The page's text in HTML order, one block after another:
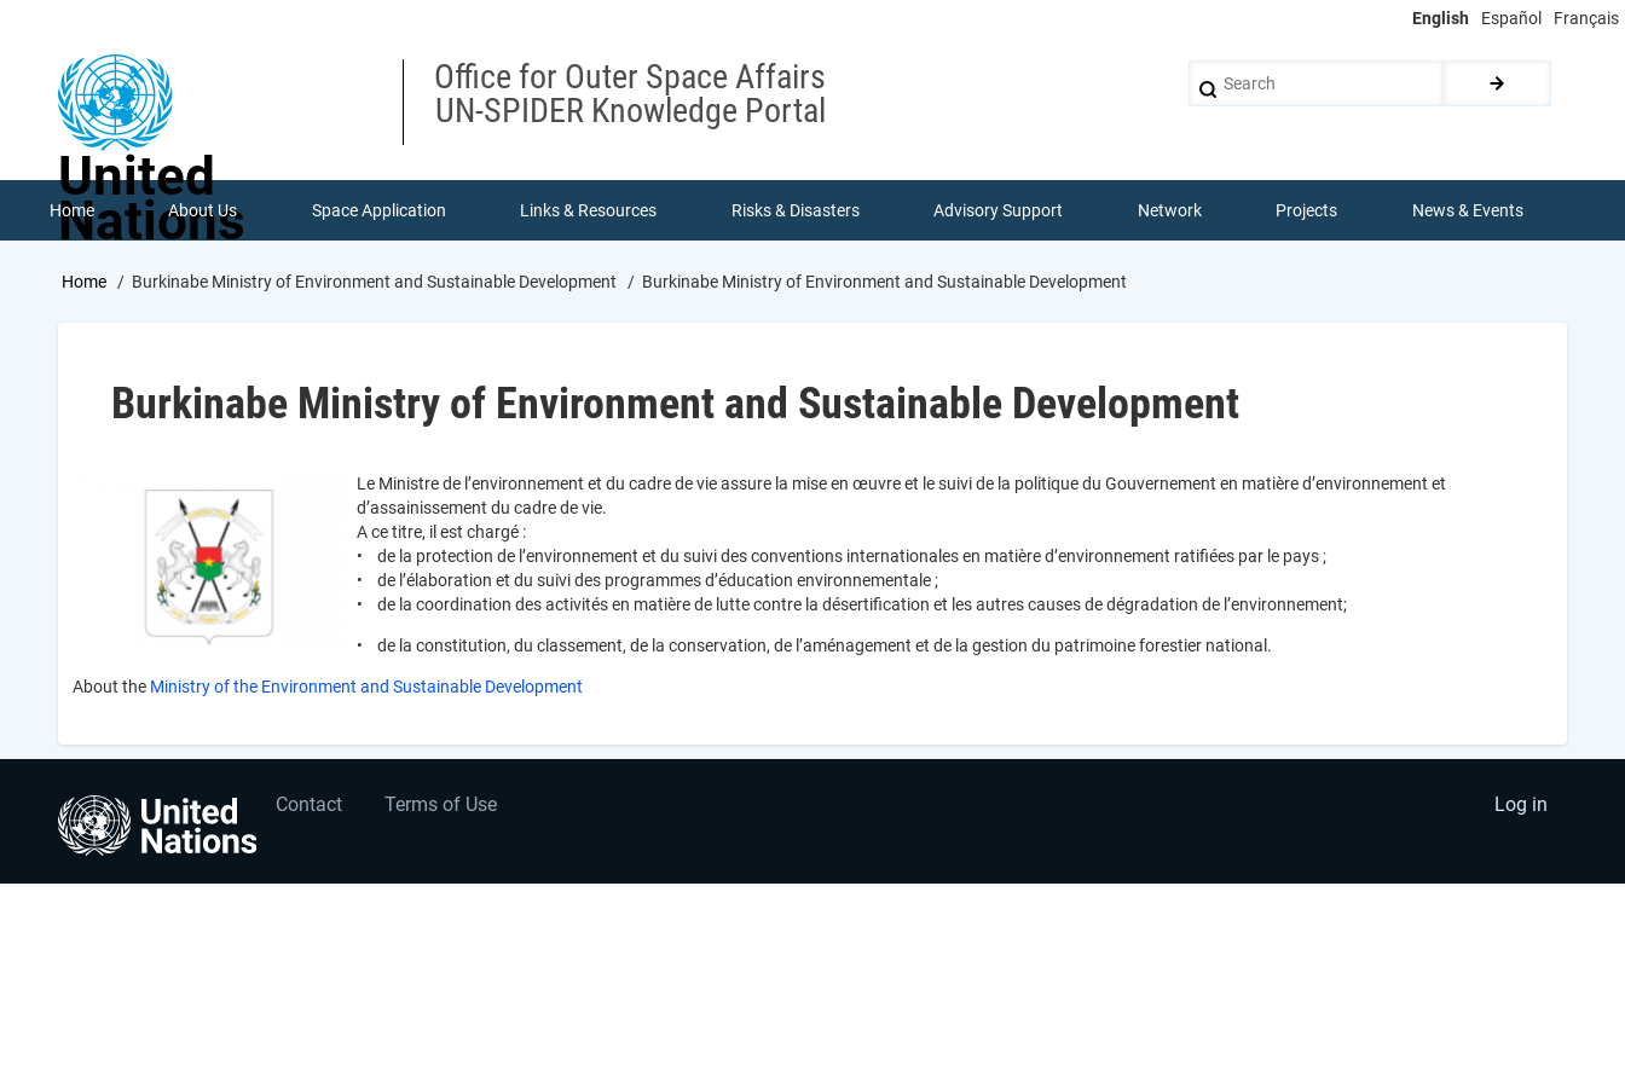
English Español Français
United
Nations
Office for Outer Space Affairs
UN-SPIDER Knowledge Portal
Home About Us Space Application Links & Resources Risks & Disasters Advisory Support Network Projects News & Events
Breadcrumb
Home Burkinabe Ministry of Environment and Sustainable Development Burkinabe Ministry of Environment and Sustainable Development
Burkinabe Ministry of Environment and Sustainable Development
Le Ministre de l’environnement et du cadre de vie assure la mise en œuvre et le suivi de la politique du Gouvernement en matière d’environnement et
d’assainissement du cadre de vie.
A ce titre, il est chargé :
• de la protection de l’environnement et du suivi des conventions internationales en matière d’environnement ratifiées par le pays ;
• de l’élaboration et du suivi des programmes d’éducation environnementale ;
• de la coordination des activités en matière de lutte contre la désertification et les autres causes de dégradation de l’environnement;
• de la constitution, du classement, de la conservation, de l’aménagement et de la gestion du patrimoine forestier national.
About the Ministry of the Environment and Sustainable Development
Footer
menu
Contact Terms of Use
User
account
Log in